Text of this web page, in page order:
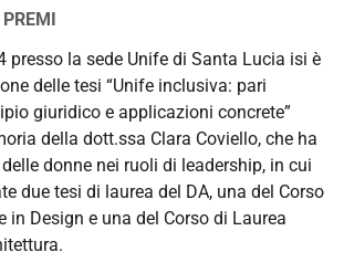
it/design/eventi/2024/premiazione-
presso la sede Unife di Santa Lucia isi è
delle tesi “Unife inclusiva: pari
giuridico e applicazioni concrete”
della dott.ssa Clara Coviello, che ha
donne nei ruoli di leadership, in cui
due tesi di laurea del DA, una del Corso
in Design e una del Corso di Laurea